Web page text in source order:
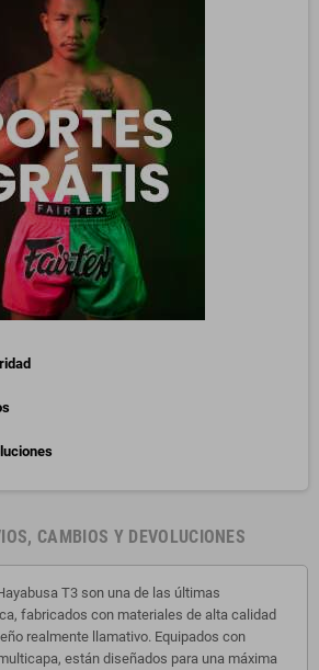
CAMBIOS Y DEVOLUCIONES
T3 son una de las últimas
fabricados con materiales de alta calidad
realmente llamativo. Equipados con
están diseñados para una máxima